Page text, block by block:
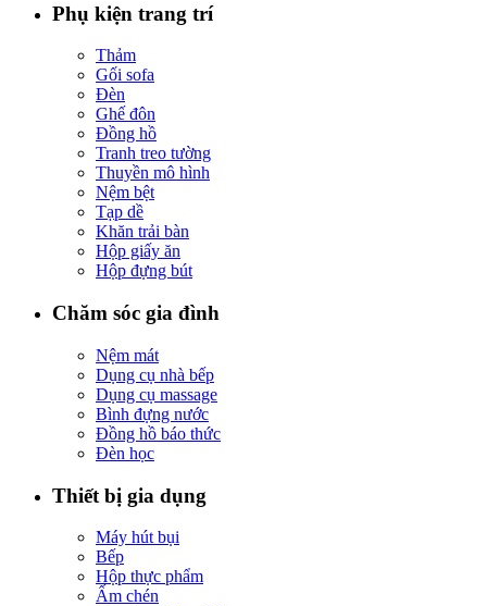
Phụ kiện trang trí
Thảm
Gối sofa
Đèn
Ghế đôn
Đồng hồ
Tranh treo tường
Thuyền mô hình
Nệm bệt
Tạp dề
Khăn trải bàn
Hộp giấy ăn
Hộp đựng bút
Chăm sóc gia đình
Nệm mát
Dụng cụ nhà bếp
Dụng cụ massage
Bình đựng nước
Đồng hồ báo thức
Đèn học
Thiết bị gia dụng
Máy hút bụi
Bếp
Hộp thực phẩm
Ấm chén